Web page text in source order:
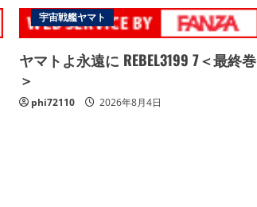
宇宙戦艦ヤマト
ヤマトよ永遠に REBEL3199 7＜最終巻
＞
phi72110 2026年8月4日